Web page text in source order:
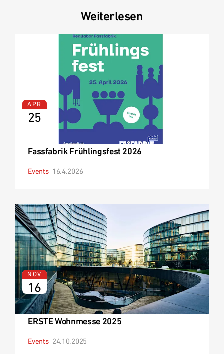
Weiterlesen
APR
25
Fassfabrik Frühlingsfest 2026
Events 16.4.2026
NOV
16
ERSTE Wohnmesse 2025
Events 24.10.2025